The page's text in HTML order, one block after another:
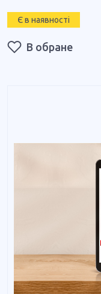
Є в наявності
В обране